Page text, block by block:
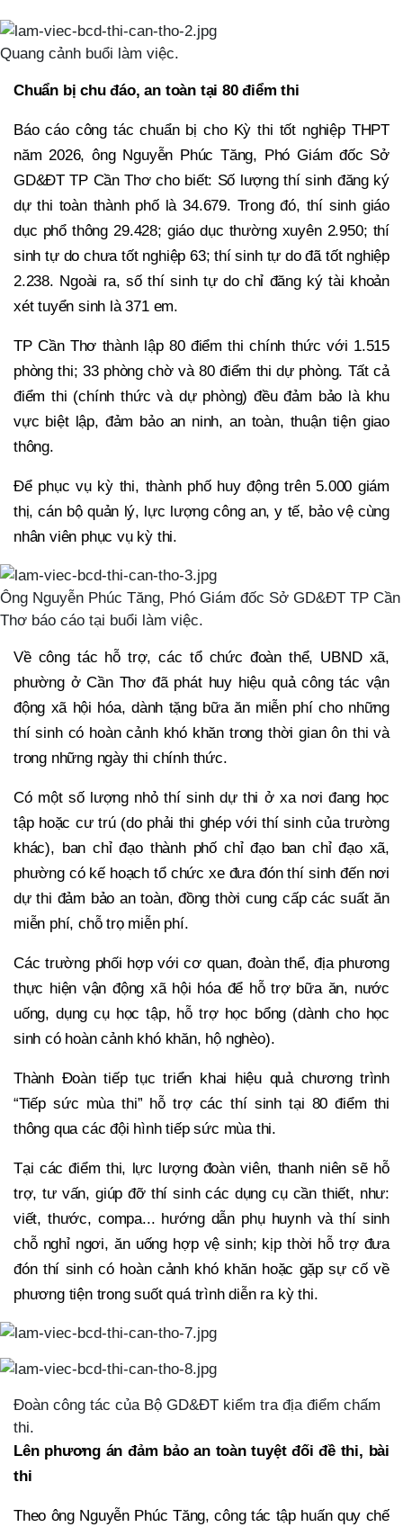
Quang cảnh buổi làm việc.
Chuẩn bị chu đáo, an toàn tại 80 điểm thi
Báo cáo công tác chuẩn bị cho Kỳ thi tốt nghiệp THPT
năm 2026, ông Nguyễn Phúc Tăng, Phó Giám đốc Sở
GD&ĐT TP Cần Thơ cho biết: Số lượng thí sinh đăng ký
dự thi toàn thành phố là 34.679. Trong đó, thí sinh giáo
dục phổ thông 29.428; giáo dục thường xuyên 2.950; thí
sinh tự do chưa tốt nghiệp 63; thí sinh tự do đã tốt nghiệp
2.238. Ngoài ra, số thí sinh tự do chỉ đăng ký tài khoản
xét tuyển sinh là 371 em.
TP Cần Thơ thành lập 80 điểm thi chính thức với 1.515
phòng thi; 33 phòng chờ và 80 điểm thi dự phòng. Tất cả
điểm thi (chính thức và dự phòng) đều đảm bảo là khu
vực biệt lập, đảm bảo an ninh, an toàn, thuận tiện giao
thông.
Để phục vụ kỳ thi, thành phố huy động trên 5.000 giám
thị, cán bộ quản lý, lực lượng công an, y tế, bảo vệ cùng
nhân viên phục vụ kỳ thi.
Ông Nguyễn Phúc Tăng, Phó Giám đốc Sở GD&ĐT TP Cần
Thơ báo cáo tại buổi làm việc.
Về công tác hỗ trợ, các tổ chức đoàn thể, UBND xã,
phường ở Cần Thơ đã phát huy hiệu quả công tác vận
động xã hội hóa, dành tặng bữa ăn miễn phí cho những
thí sinh có hoàn cảnh khó khăn trong thời gian ôn thi và
trong những ngày thi chính thức.
Có một số lượng nhỏ thí sinh dự thi ở xa nơi đang học
tập hoặc cư trú (do phải thi ghép với thí sinh của trường
khác), ban chỉ đạo thành phố chỉ đạo ban chỉ đạo xã,
phường có kế hoạch tổ chức xe đưa đón thí sinh đến nơi
dự thi đảm bảo an toàn, đồng thời cung cấp các suất ăn
miễn phí, chỗ trọ miễn phí.
Các trường phối hợp với cơ quan, đoàn thể, địa phương
thực hiện vận động xã hội hóa để hỗ trợ bữa ăn, nước
uống, dụng cụ học tập, hỗ trợ học bổng (dành cho học
sinh có hoàn cảnh khó khăn, hộ nghèo).
Thành Đoàn tiếp tục triển khai hiệu quả chương trình
“Tiếp sức mùa thi” hỗ trợ các thí sinh tại 80 điểm thi
thông qua các đội hình tiếp sức mùa thi.
Tại các điểm thi, lực lượng đoàn viên, thanh niên sẽ hỗ
trợ, tư vấn, giúp đỡ thí sinh các dụng cụ cần thiết, như:
viết, thước, compa... hướng dẫn phụ huynh và thí sinh
chỗ nghỉ ngơi, ăn uống hợp vệ sinh; kịp thời hỗ trợ đưa
đón thí sinh có hoàn cảnh khó khăn hoặc gặp sự cố về
phương tiện trong suốt quá trình diễn ra kỳ thi.
Đoàn công tác của Bộ GD&ĐT kiểm tra địa điểm chấm
thi.
Lên phương án đảm bảo an toàn tuyệt đối đề thi, bài
thi
Theo ông Nguyễn Phúc Tăng, công tác tập huấn quy chế